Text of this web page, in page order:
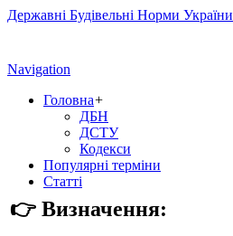
Державні Будівельні Норми України
Navigation
Головна+
ДБН
ДСТУ
Кодекси
Популярні терміни
Статті
👉 Визначення: